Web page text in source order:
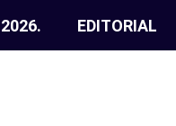
EDITORIAL